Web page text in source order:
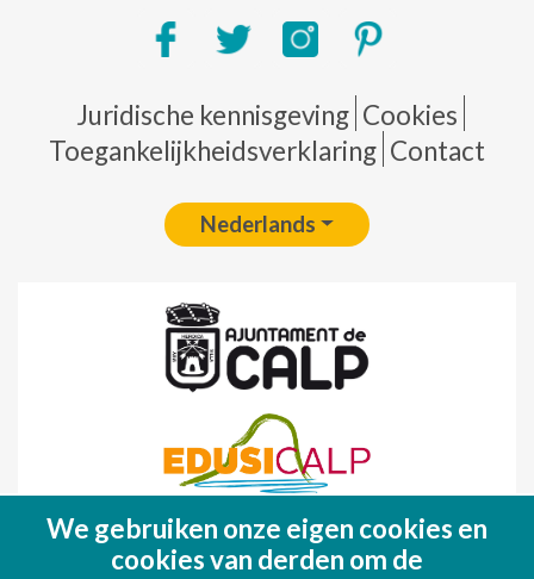
Pie de página
Juridische kennisgeving Cookies
Toegankelijkheidsverklaring Contact
Nederlands
Fondo Europeo de Desarrollo Regional
(FEDER)
We gebruiken onze eigen cookies en
cookies van derden om de